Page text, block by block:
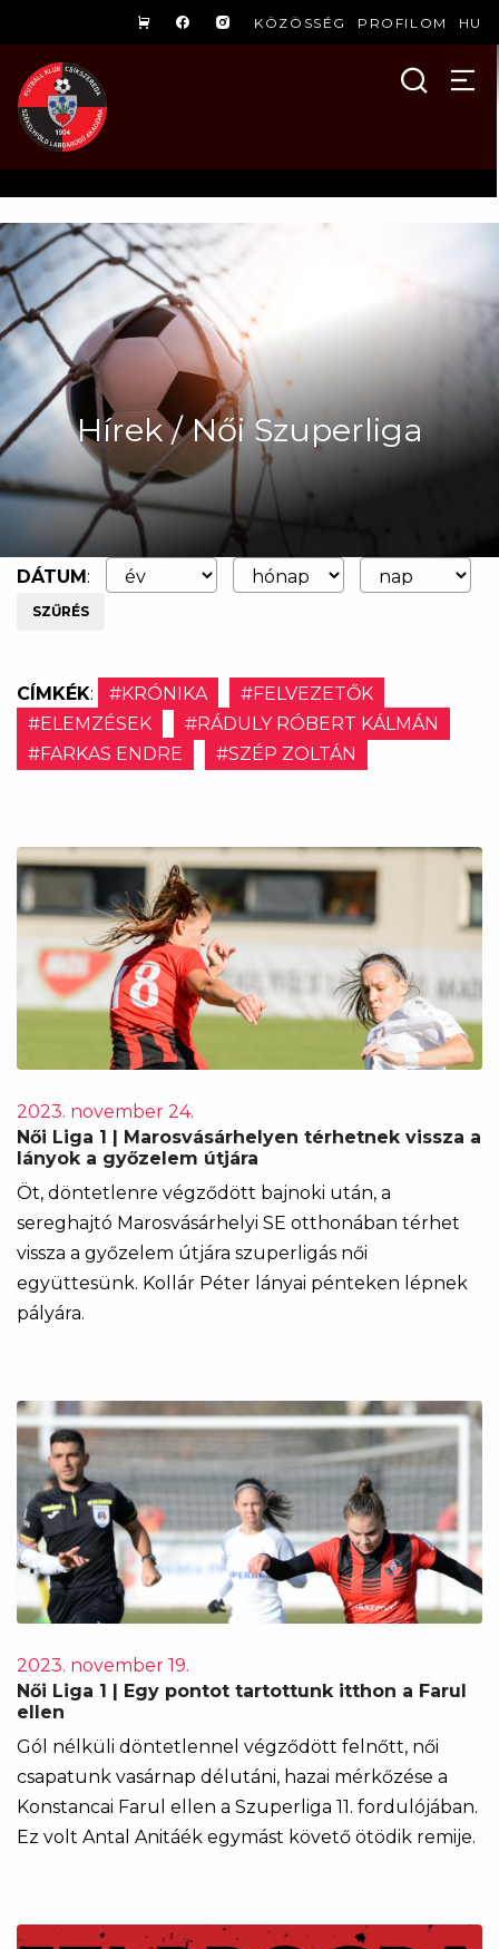
KÖZÖSSÉG PROFILOM HU
Hírek / Női Szuperliga
DÁTUM:
SZŰRÉS
CÍMKÉK: #KRÓNIKA
#FELVEZETŐK
#ELEMZÉSEK
#RÁDULY RÓBERT KÁLMÁN
#FARKAS ENDRE
#SZÉP ZOLTÁN
2023. november 24.
Női Liga 1 | Marosvásárhelyen térhetnek vissza a
lányok a győzelem útjára
Öt, döntetlenre végződött bajnoki után, a
sereghajtó Marosvásárhelyi SE otthonában térhet
vissza a győzelem útjára szuperligás női
együttesünk. Kollár Péter lányai pénteken lépnek
pályára.
2023. november 19.
Női Liga 1 | Egy pontot tartottunk itthon a Farul
ellen
Gól nélküli döntetlennel végződött felnőtt, női
csapatunk vasárnap délutáni, hazai mérkőzése a
Konstancai Farul ellen a Szuperliga 11. fordulójában.
Ez volt Antal Anitáék egymást követő ötödik remije.